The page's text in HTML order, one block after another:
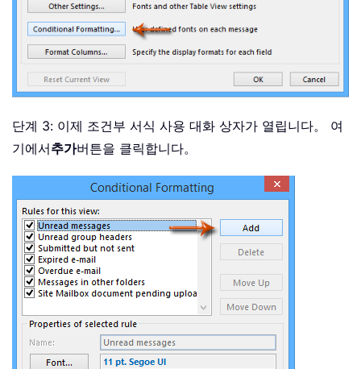
단계 3: 이제 조건부 서식 사용 대화 상자가 열립니다。 여
기에서추가버튼을 클릭합니다。